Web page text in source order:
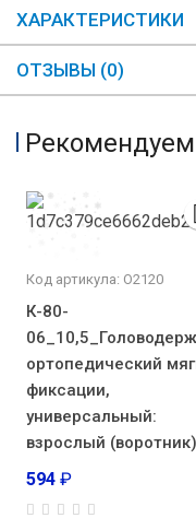
ХАРАКТЕРИСТИКИ
ОТЗЫВЫ (0)
Код артикула: О2120
К-80-
ортопедический
фиксации,
универсальный:
взрослый (воротник)
594 ₽